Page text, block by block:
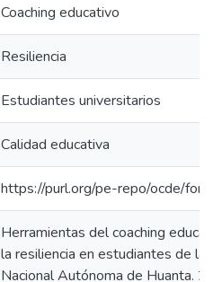
Coaching educativo
Resiliencia
Estudiantes universitarios
Calidad educativa
https://purl.org/pe-repo/ocde/
Herramientas del coaching
la resiliencia en estudiantes de la
Nacional Autónoma de Huanta.